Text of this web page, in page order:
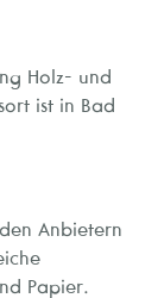
Holz- und
ist in Bad
Anbietern
Papier.